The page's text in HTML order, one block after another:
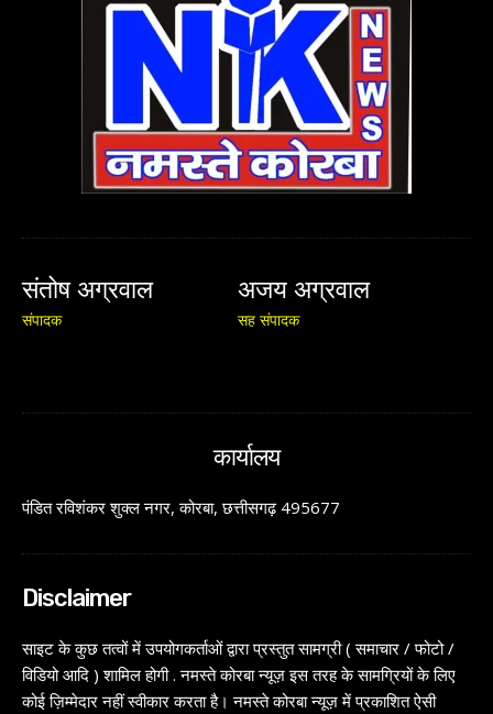
संतोष अग्रवाल
संपादक
अजय अग्रवाल
सह संपादक
कार्यालय
पंडित रविशंकर शुक्ल नगर, कोरबा, छत्तीसगढ़ 495677
Disclaimer
साइट के कुछ तत्वों में उपयोगकर्ताओं द्वारा प्रस्तुत सामग्री ( समाचार / फोटो /
विडियो आदि ) शामिल होगी . नमस्ते कोरबा न्यूज़ इस तरह के सामग्रियों के लिए
कोई ज़िम्मेदार नहीं स्वीकार करता है। नमस्ते कोरबा न्यूज़ में प्रकाशित ऐसी